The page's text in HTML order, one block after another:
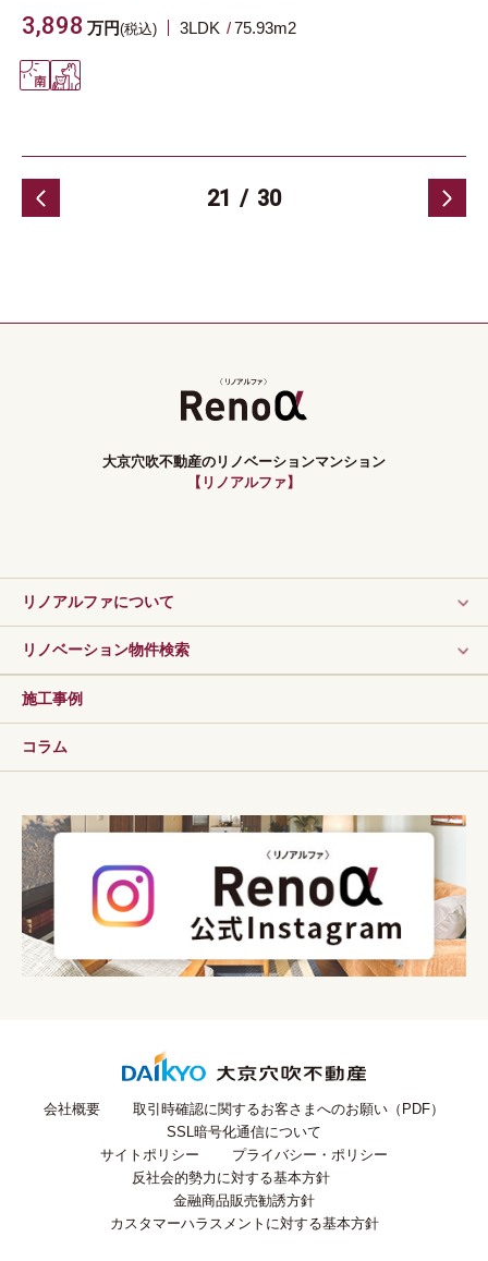
3,898 万円(税込) 3LDK 75.93m2
21 30
大京穴吹不動産のリノベーションマンション
【リノアルファ】
リノアルファについて
リノベーション物件検索
施工事例
コラム
会社概要
取引時確認に関するお客さまへのお願い（PDF）
SSL暗号化通信について
サイトポリシー
プライバシー・ポリシー
反社会的勢力に対する基本方針
金融商品販売勧誘方針
カスタマーハラスメントに対する基本方針